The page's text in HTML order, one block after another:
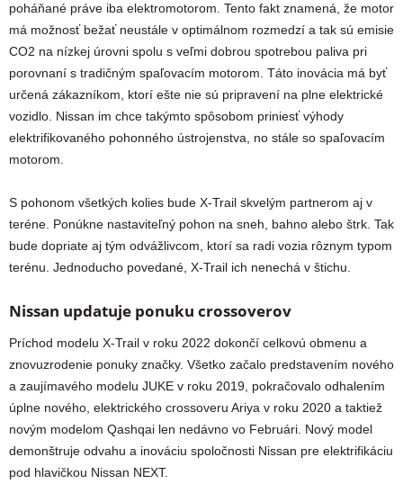
poháňané práve iba elektromotorom. Tento fakt znamená, že motor
má možnosť bežať neustále v optimálnom rozmedzí a tak sú emisie
CO2 na nízkej úrovni spolu s veľmi dobrou spotrebou paliva pri
porovnaní s tradičným spaľovacím motorom. Táto inovácia má byť
určená zákazníkom, ktorí ešte nie sú pripravení na plne elektrické
vozidlo. Nissan im chce takýmto spôsobom priniesť výhody
elektrifikovaného pohonného ústrojenstva, no stále so spaľovacím
motorom.
S pohonom všetkých kolies bude X-Trail skvelým partnerom aj v
teréne. Ponúkne nastaviteľný pohon na sneh, bahno alebo štrk. Tak
bude dopriate aj tým odvážlivcom, ktorí sa radi vozia rôznym typom
terénu. Jednoducho povedané, X-Trail ich nenechá v štichu.
Nissan updatuje ponuku crossoverov
Príchod modelu X-Trail v roku 2022 dokončí celkovú obmenu a
znovuzrodenie ponuky značky. Všetko začalo predstavením nového
a zaujímavého modelu JUKE v roku 2019, pokračovalo odhalením
úplne nového, elektrického crossoveru Ariya v roku 2020 a taktiež
novým modelom Qashqai len nedávno vo Februári. Nový model
demonštruje odvahu a inováciu spoločnosti Nissan pre elektrifikáciu
pod hlavičkou Nissan NEXT.